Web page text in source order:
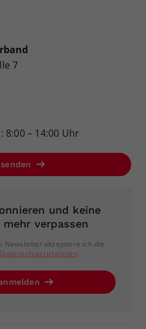
7
– 14:00 Uhr
und keine
verpassen
Newsletter akzeptiere ich die
Datenschutzrichtlinien.